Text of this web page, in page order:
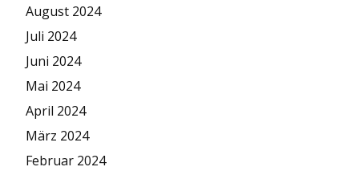
August 2024
Juli 2024
Juni 2024
Mai 2024
April 2024
März 2024
Februar 2024